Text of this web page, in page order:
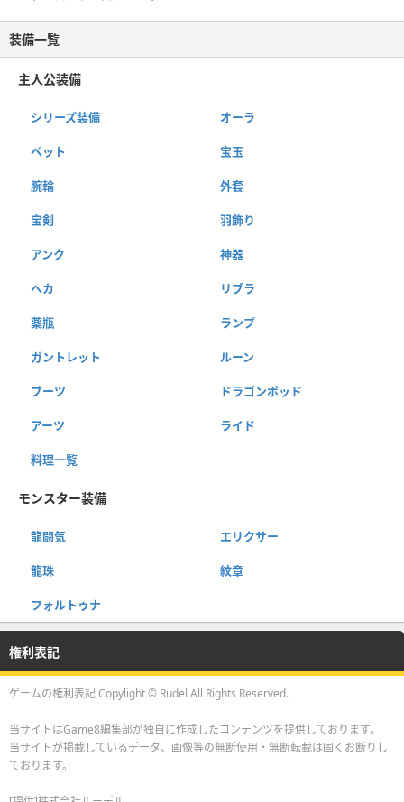
装備一覧
主人公装備
シリーズ装備 オーラ
ペット 宝玉
腕輪 外套
宝剣 羽飾り
アンク 神器
ヘカ リブラ
薬瓶 ランプ
ガントレット ルーン
ブーツ ドラゴンポッド
アーツ ライド
料理一覧
モンスター装備
龍闘気 エリクサー
龍珠 紋章
フォルトゥナ
権利表記
ゲームの権利表記 Copylight © Rudel All Rights Reserved.
当サイトはGame8編集部が独自に作成したコンテンツを提供しております。
当サイトが掲載しているデータ、画像等の無断使用・無断転載は固くお断りし
ております。